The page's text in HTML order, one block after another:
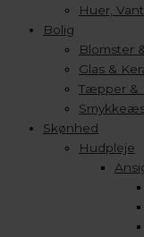
Huer,
Bolig
Blomster
Glas &
Tæpper &
Skønhed
Hudpleje